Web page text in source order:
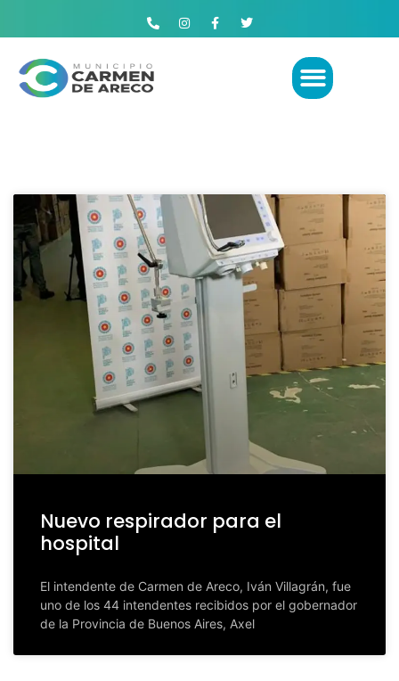
Nuevo respirador para el
hospital
El intendente de Carmen de Areco, Iván Villagrán, fue
uno de los 44 intendentes recibidos por el gobernador
de la Provincia de Buenos Aires, Axel